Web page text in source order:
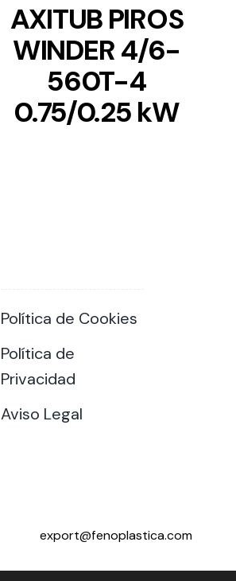
AXITUB PIROS
WINDER 4/6-
560T-4
0.75/0.25 kW
Política de Cookies
Política de
Privacidad
Aviso Legal
export@fenoplastica.com